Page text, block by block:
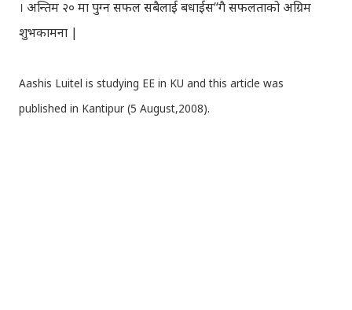
। अन्तिम २० मा पुग्न सफल सबैलाई बधाईस“गै सफलताको अग्रिम
शुभकामना |
Aashis Luitel is studying EE in KU and this article was
published in Kantipur (5 August,2008).